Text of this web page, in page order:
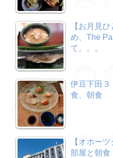
【お月見
め、The
て。。。
伊豆下田３
食、朝食
【オホー
部屋と朝食